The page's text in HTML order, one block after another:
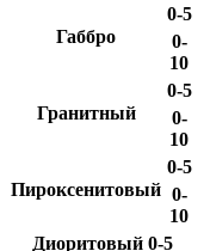
Габбро
0-5
0-
10
Гранитный
0-5
0-
10
Пироксенитовый
0-5
0-
10
Диоритовый 0-5